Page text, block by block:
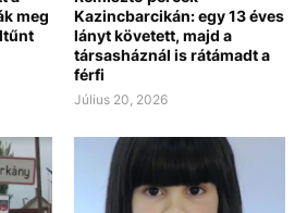
meg
Kazincbarcikán: egy 13 éves
lányt követett, majd a
társasháznál is rátámadt a
férfi
Július 20, 2026